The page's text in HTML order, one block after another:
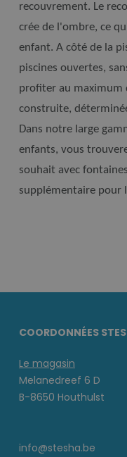
recouvrement. Le
crée de l'ombre, ce
enfant. A côté de la
piscines ouvertes,
profiter au maximum
construite,
Dans notre large
enfants, vous
souhait avec
supplémentaire pour
COORDONNÉES
Le magasin
Melanedreef 6 D
B-8650 Houthulst
info@stesha.be